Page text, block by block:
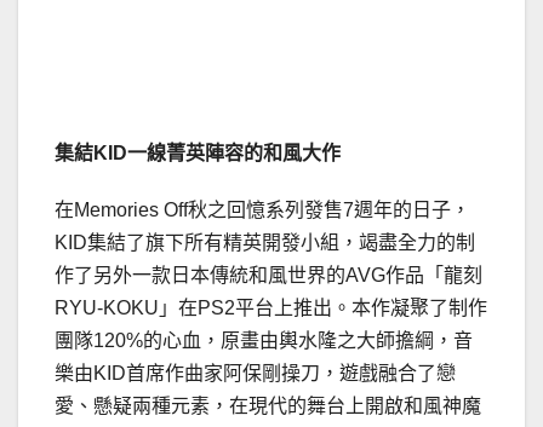
集結KID一線菁英陣容的和風大作
在Memories Off秋之回憶系列發售7週年的日子，
KID集結了旗下所有精英開發小組，竭盡全力的制
作了另外一款日本傳統和風世界的AVG作品「龍刻
RYU-KOKU」在PS2平台上推出。本作凝聚了制作
團隊120%的心血，原畫由輿水隆之大師擔綱，音
樂由KID首席作曲家阿保剛操刀，遊戲融合了戀
愛、懸疑兩種元素，在現代的舞台上開啟和風神魔